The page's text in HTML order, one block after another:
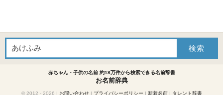
赤ちゃん・子供の名前 約18万件から検索できる名前辞書
お名前辞典
© 2012 - 2026 | お問い合わせ| プライバシーポリシー | 新着名前| タレント辞書